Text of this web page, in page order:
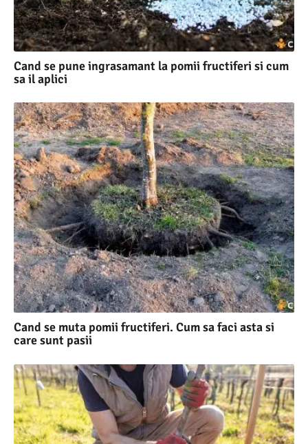
Cand se pune ingrasamant la pomii fructiferi si cum
sa il aplici
Cand se muta pomii fructiferi. Cum sa faci asta si
care sunt pasii